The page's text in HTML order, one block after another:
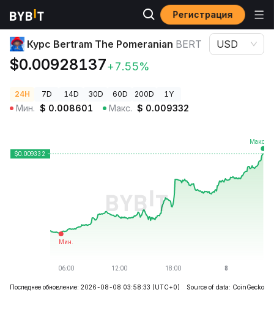
Регистрация
Цены криптовалют Курс Bertram The Pomeranian BERT
Курс Bertram The Pomeranian BERT
$0.00928137+7.55%
USD
24H 7D 14D 30D 60D 200D 1Y
Мин. $ 0.008601 Макс. $ 0.009332
Последнее обновление: 2026-08-08 03:58:33 (UTC+0) Source of data: CoinGecko